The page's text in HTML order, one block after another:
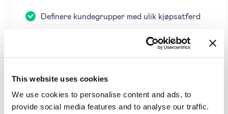
This website uses cookies
We use cookies to personalise content and ads, to
provide social media features and to analyse our traffic.
Definere kundegrupper med ulik kjøpsatferd
Segmentere kunder etter forskjellige
beregninger, for eksempel størrelsen på
selskapet, ordrestørrelse og region
Lag prislister for de ulike segmentene
Test de forskjellige prisene gradvis